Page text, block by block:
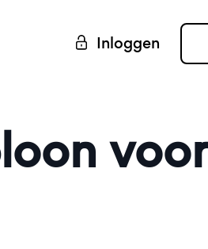
Inloggen
voor